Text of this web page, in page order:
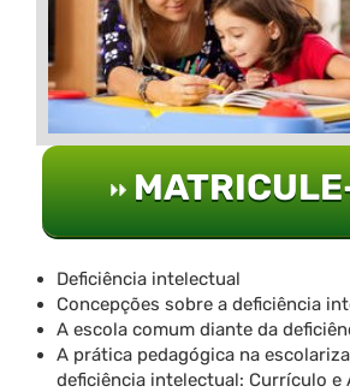
Deficiência intelectual
Concepções sobre a deficiência
A escola comum diante da
A prática pedagógica na
deficiência intelectual: Currículo e